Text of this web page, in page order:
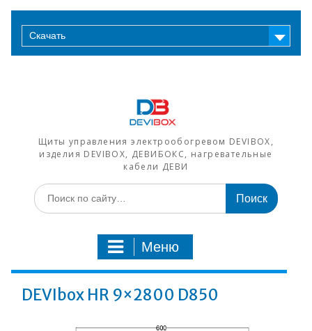
содержимому
Скачать
Щиты управления электрообогревом DEVIBOX,
изделия DEVIBOX, ДЕВИБОКС, нагревательные
кабели ДЕВИ
Искать:
Меню
DEVIbox HR 9×2800 D850